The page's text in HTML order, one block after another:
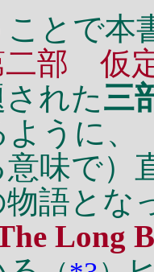
とで本
二部 仮
された三
うに、
味で）
語とな
Long